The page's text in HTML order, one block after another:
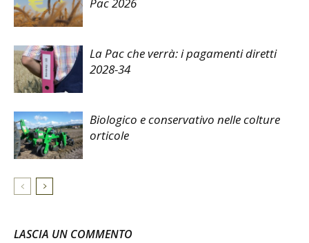
Pac 2026
La Pac che verrà: i pagamenti diretti
2028-34
Biologico e conservativo nelle colture
orticole
LASCIA UN COMMENTO